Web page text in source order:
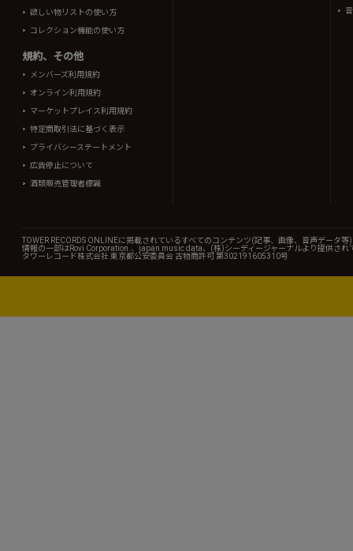
欲しい物リストの使い方
コレクション機能の使い方
規約、その他
メンバーズ利用規約
オンライン利用規約
マーケットプレイス利用規約
特定商取引法に基づく表示
プライバシーステートメント
広告停止について
酒類販売管理者標識
TOWER RECORDS ONLINEに掲載されているすべてのコンテンツ(記事、画像、音声データ
情報の一部はRovi Corporation.、japan music data、(株)シーディージャーナルより提供され
タワーレコード株式会社 東京都公安委員会 古物商許可 第302191605310号